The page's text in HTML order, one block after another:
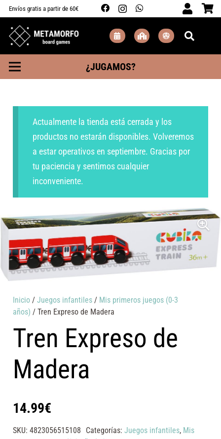
Envíos gratis a partir de 60€
¿JUGAMOS?
Actualmente la tienda está cerrada y los
productos no estarán disponibles. Volveremos
a estar operativos en septiembre. Gracias por
tu paciencia y sentimos cualquier
inconveniente.
Inicio /Juegos infantiles / Mis primeros juegos (0-3
años) / Tren Expreso de Madera
Tren Expreso de
Madera
14.99€
SKU:4823056515108 Categorías: Juegos infantiles, Mis